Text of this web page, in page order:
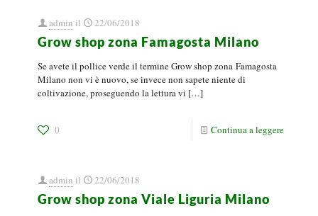
admin il 22/06/2018
Grow shop zona Famagosta Milano
Se avete il pollice verde il termine Grow shop zona Famagosta
Milano non vi è nuovo, se invece non sapete niente di
coltivazione, proseguendo la lettura vi […]
0 Continua a leggere
admin il 22/06/2018
Grow shop zona Viale Liguria Milano